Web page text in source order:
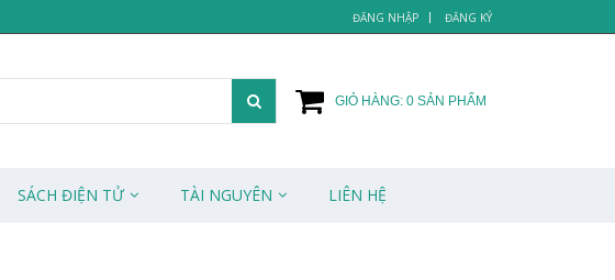
ĐĂNG NHẬP ĐĂNG KÝ
GIỎ HÀNG: 0 SẢN PHẨM
SÁCH ĐIỆN TỬ TÀI NGUYÊN LIÊN HỆ